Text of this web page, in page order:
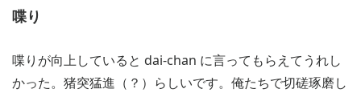
喋り
喋りが向上していると dai-chan に言ってもらえてうれし
かった。猪突猛進（？）らしいです。俺たちで切磋琢磨し